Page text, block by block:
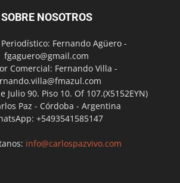
SOBRE NOSOTROS
Fernando Agüero -
fgaguero@gmail.com
Comercial: Fernando Villa -
Julio 90. Piso 10. Of 107.(X5152EYN)
Paz - Córdoba - Argentina
+5493541585147
info@carlospazvivo.com